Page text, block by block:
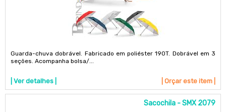
Guarda-chuva dobrável. Fabricado em poliéster 190T. Dobrável em 3
seções. Acompanha bolsa/...
| Ver detalhes | | Orçar este item |
Sacochila - SMX 2079